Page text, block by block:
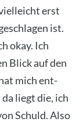
erst
ist.
okay. Ich
Blick auf den
mich ent­
liegt die, ich
Schuld. Also